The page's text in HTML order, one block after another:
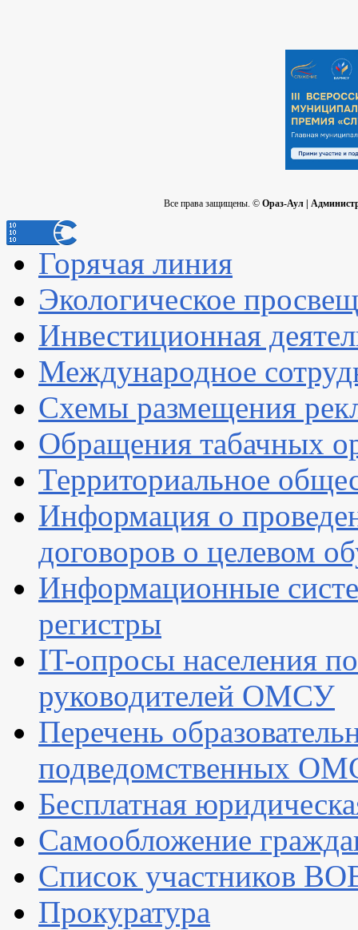
Все права защищены. © Ораз-Аул |
Горячая линия
Экологическое
Инвестиционная
Международное
Схемы размещения
Обращения табачных
Территориальное
Информация о
договоров о целевом
Информационные
регистры
IT-опросы населения
руководителей ОМСУ
Перечень
подведомственных
Бесплатная
Самообложение
Список участников
Прокуратура